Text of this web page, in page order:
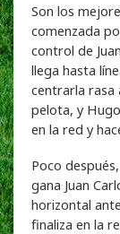
Son los
comenzada
control de
llega hasta
centrarla rasa
pelota, y
en la red y
Poco
gana Juan
horizontal
finaliza en la